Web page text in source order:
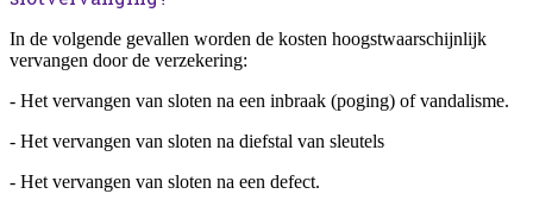
In de volgende gevallen worden de kosten hoogstwaarschijnlijk
vervangen door de verzekering:
- Het vervangen van sloten na een inbraak (poging) of vandalisme.
- Het vervangen van sloten na diefstal van sleutels
- Het vervangen van sloten na een defect.